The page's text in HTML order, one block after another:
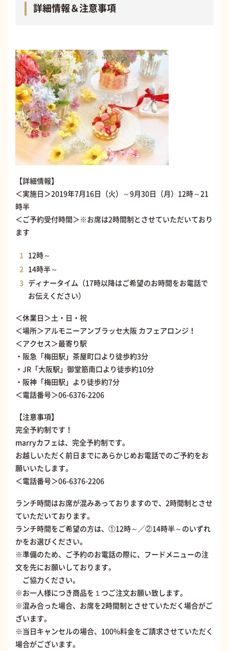
詳細情報＆注意事項
【詳細情報】
＜実施日＞2019年7月16日（火）～9月30日（月）12時～21
時半
＜ご予約受付時間＞※お席は2時間制とさせていただいており
ます
12時～
14時半～
ディナータイム（17時以降はご希望のお時間をお電話で
お伝えください）
＜休業日＞土・日・祝
＜場所＞アルモニーアンブラッセ大阪 カフェアロンジ！
＜アクセス＞最寄り駅
・阪急「梅田駅」茶屋町口より徒歩約3分
・JR「大阪駅」御堂筋南口より徒歩約10分
・阪神「梅田駅」より徒歩約7分
＜電話番号＞06-6376-2206
【注意事項】
完全予約制です！
marryカフェは、完全予約制です。
お越しいただく前日までにあらかじめお電話でのご予約をお
願いいたします。
＜電話番号＞06-6376-2206
ランチ時間はお席が混みあっておりますので、2時間制とさせ
ていただいております。
ランチ時間をご希望の方は、①12時～／②14時半～のいずれ
かをお選びください。
※準備のため、ご予約のお電話の際に、フードメニューの注
文を先にお願いしております。
ご協力ください。
※お一人様につき商品を１つご注文お願い致します。
※混み合った場合、お席を2時間制とさせていただく場合がご
ざいます。
※当日キャンセルの場合、100%料金をご請求させていただく
場合がございます。